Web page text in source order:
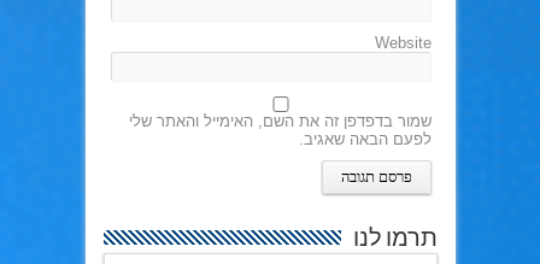
Website
שמור בדפדפן זה את השם, האימייל והאתר שלי
לפעם הבאה שאגיב.
תרמו לנו